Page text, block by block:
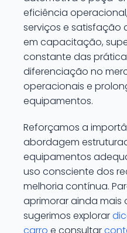
eficiência
serviços e satisfação
em capacitação,
constante das
diferenciação no
operacionais e
equipamentos.
Reforçamos a
abordagem
equipamentos
uso consciente dos
melhoria contínua.
aprimorar ainda mais
sugerimos explorar